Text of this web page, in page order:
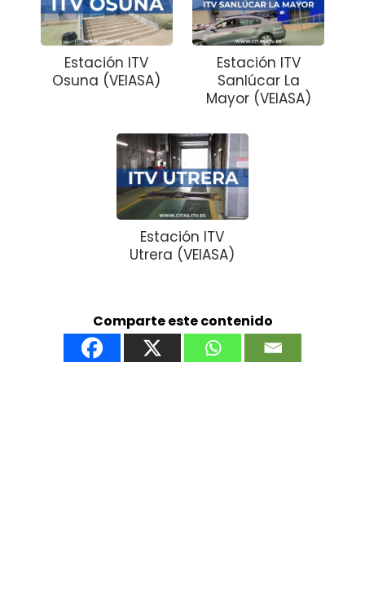
Estación ITV
Osuna (VEIASA)
Estación ITV
Sanlúcar La
Mayor (VEIASA)
Estación ITV
Utrera (VEIASA)
Comparte este contenido